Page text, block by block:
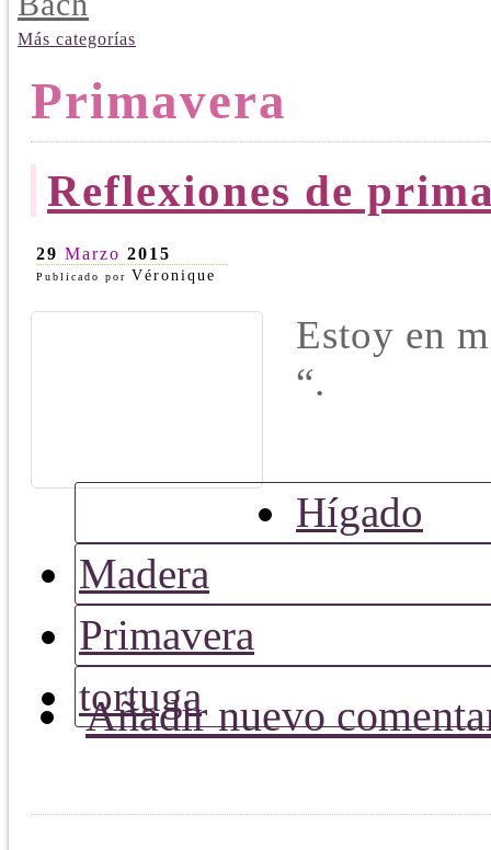
Más categorías
Primavera
Reflexiones de
29 Marzo 2015
Publicado por Véronique
Estoy en
“.
Hígado
Madera
Primavera
tortuga
Añadir nuevo